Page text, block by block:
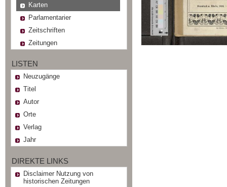
Karten
Parlamentarier
Zeitschriften
Zeitungen
LISTEN
Neuzugänge
Titel
Autor
Orte
Verlag
Jahr
DIREKTE LINKS
Disclaimer Nutzung von
historischen Zeitungen